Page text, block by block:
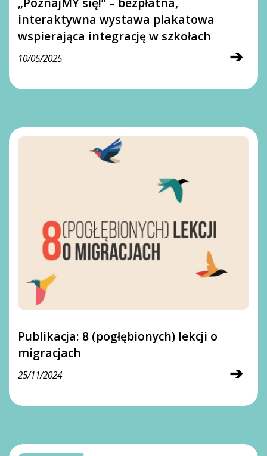
interaktywna wystawa plakatowa
wspierająca integrację w szkołach
➔
10/05/2025
Publikacja: 8 (pogłębionych) lekcji o
migracjach
➔
25/11/2024